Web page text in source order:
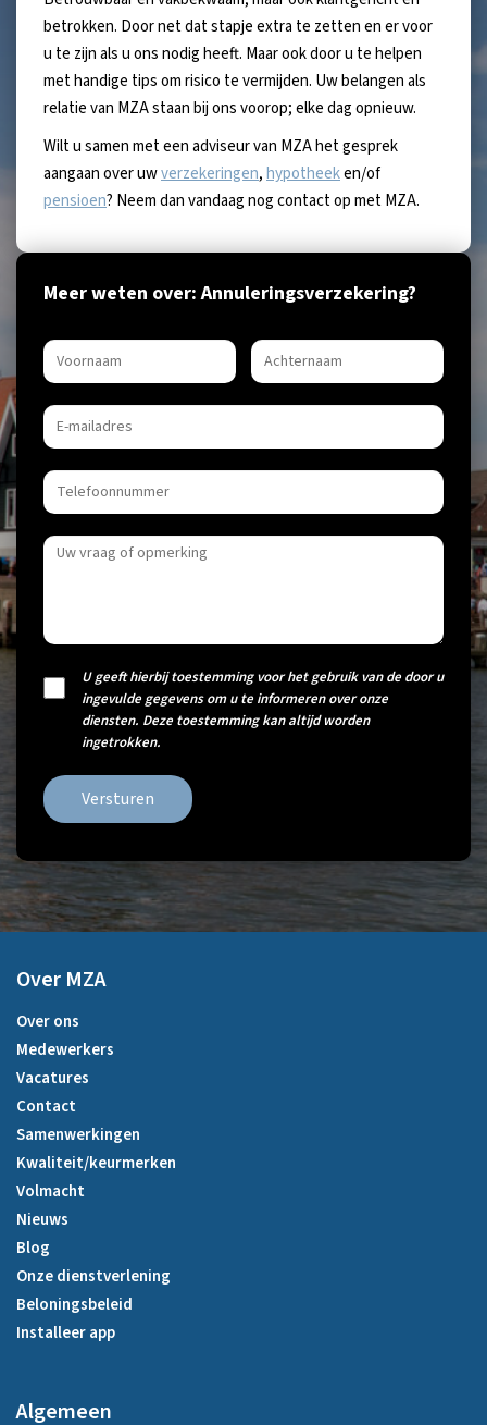
betrokken. Door net dat stapje extra te zetten en er voor
u te zijn als u ons nodig heeft. Maar ook door u te helpen
met handige tips om risico te vermijden. Uw belangen als
relatie van MZA staan bij ons voorop; elke dag opnieuw.
Wilt u samen met een adviseur van MZA het gesprek
aangaan over uwverzekeringen,hypotheeken/of
pensioen? Neem dan vandaag nog contact op met MZA.
Meer weten over: Annuleringsverzekering?
U geeft hierbij toestemming voor het gebruik van de door u
ingevulde gegevens om u te informeren over onze
diensten. Deze toestemming kan altijd worden
ingetrokken.
Versturen
Over MZA
Over ons
Medewerkers
Vacatures
Contact
Samenwerkingen
Kwaliteit/keurmerken
Volmacht
Nieuws
Blog
Onze dienstverlening
Beloningsbeleid
Installeer app
Algemeen